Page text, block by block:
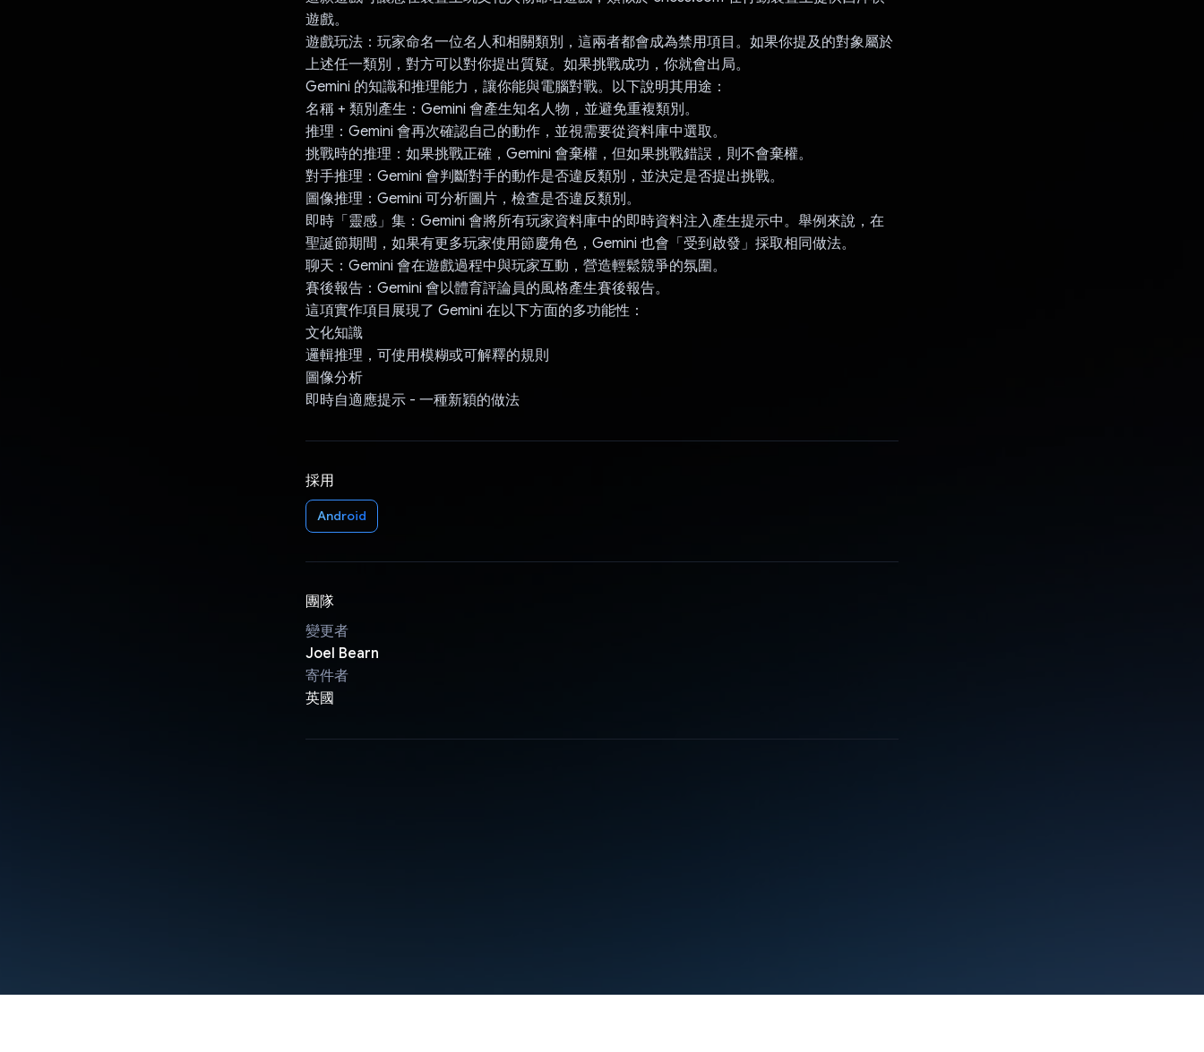
遊戲。
遊戲玩法：玩家命名一位名人和相關類別，這兩者都會成為禁用項目。如果你提及的對象屬於
上述任一類別，對方可以對你提出質疑。如果挑戰成功，你就會出局。
Gemini 的知識和推理能力，讓你能與電腦對戰。以下說明其用途：
名稱 + 類別產生：Gemini 會產生知名人物，並避免重複類別。
推理：Gemini 會再次確認自己的動作，並視需要從資料庫中選取。
挑戰時的推理：如果挑戰正確，Gemini 會棄權，但如果挑戰錯誤，則不會棄權。
對手推理：Gemini 會判斷對手的動作是否違反類別，並決定是否提出挑戰。
圖像推理：Gemini 可分析圖片，檢查是否違反類別。
即時「靈感」集：Gemini 會將所有玩家資料庫中的即時資料注入產生提示中。舉例來說，在
聖誕節期間，如果有更多玩家使用節慶角色，Gemini 也會「受到啟發」採取相同做法。
聊天：Gemini 會在遊戲過程中與玩家互動，營造輕鬆競爭的氛圍。
賽後報告：Gemini 會以體育評論員的風格產生賽後報告。
這項實作項目展現了 Gemini 在以下方面的多功能性：
文化知識
邏輯推理，可使用模糊或可解釋的規則
圖像分析
即時自適應提示 - 一種新穎的做法
採用
Android
團隊
變更者
Joel Bearn
寄件者
英國